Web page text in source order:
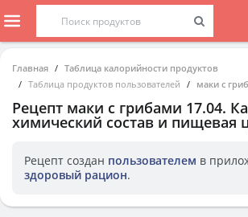
Главная
Таблица калорийности продуктов
Таблица продуктов пользователей
маки с
Рецепт маки с грибами 17.04.
химический состав и пищевая
Рецепт создан пользователем в
здоровый рацион.